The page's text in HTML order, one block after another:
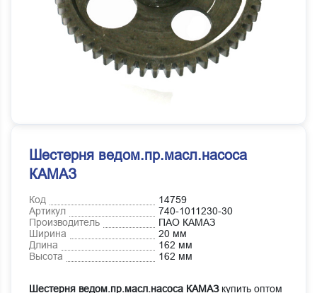
Шестерня ведом.пр.масл.насоса
КАМАЗ
Код
14759
Артикул
740-1011230-30
Производитель
ПАО КАМАЗ
Ширина
20 мм
Длина
162 мм
Высота
162 мм
Шестерня ведом.пр.масл.насоса КАМАЗкупить оптом